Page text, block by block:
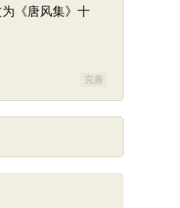
《唐风集》十
完善